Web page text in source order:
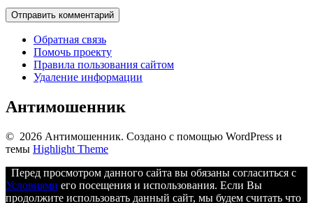
Обратная связь
Помочь проекту
Правила пользования сайтом
Удаление информации
Антимошенник
© 2026 Антимошенник. Создано с помощью WordPress и
темы Highlight Theme
Перед просмотром данного сайта вы обязаны согласиться с
Условиями его посещения и использования. Если Вы
продолжите использовать данный сайт, мы будем считать что